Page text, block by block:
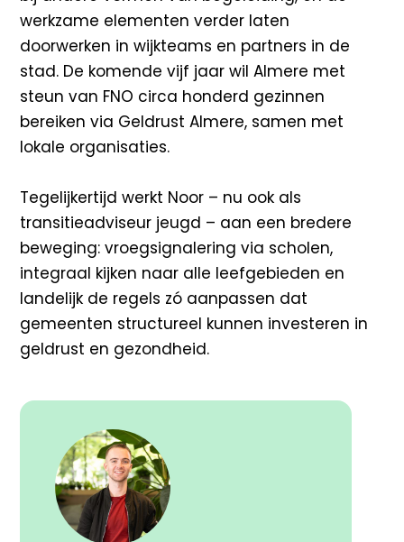
werkzame elementen verder laten
doorwerken in wijkteams en partners in de
stad. De komende vijf jaar wil Almere met
steun van FNO circa honderd gezinnen
bereiken via Geldrust Almere, samen met
lokale organisaties.
Tegelijkertijd werkt Noor – nu ook als
transitieadviseur jeugd – aan een bredere
beweging: vroegsignalering via scholen,
integraal kijken naar alle leefgebieden en
landelijk de regels zó aanpassen dat
gemeenten structureel kunnen investeren in
geldrust en gezondheid.